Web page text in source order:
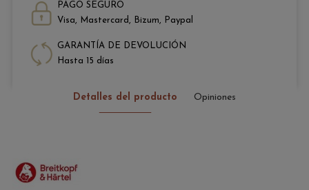
PAGO SEGURO
Visa, Mastercard, Bizum, Paypal
GARANTÍA DE DEVOLUCIÓN
Hasta 15 días
Detalles del producto Opiniones